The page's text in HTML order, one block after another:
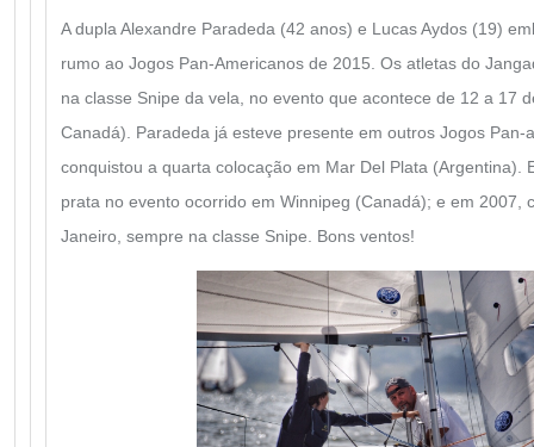
A dupla Alexandre Paradeda (42 anos) e Lucas Aydos (19)
rumo ao Jogos Pan-Americanos de 2015. Os atletas do
na classe Snipe da vela, no evento que acontece de 12 a 17
Canadá). Paradeda já esteve presente em outros Jogos
conquistou a quarta colocação em Mar Del Plata (Argentina).
prata no evento ocorrido em Winnipeg (Canadá); e em 2007,
Janeiro, sempre na classe Snipe. Bons ventos!